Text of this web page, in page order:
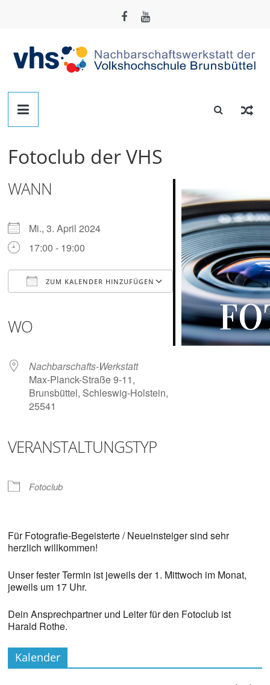
Nachbarschafts-
Werkstatt
Brunsbüttel
Der
zum
Basteln,
Tüfteln,
Digitalisieren
Fotoclub der VHS
WANN
Mi., 3. April 2024
17:00 - 19:00
ZUM KALENDER HINZUFÜGEN
Outlook Live
WO
Nachbarschafts-Werkstatt
Max-Planck-Straße 9-11,
Brunsbüttel, Schleswig-Holstein,
25541
VERANSTALTUNGSTYP
Fotoclub
Für Fotografie-Begeisterte / Neueinsteiger sind sehr
herzlich willkommen!
Unser fester Termin ist jeweils der 1. Mittwoch im Monat,
jeweils um 17 Uhr.
Dein Ansprechpartner und Leiter für den Fotoclub ist
Harald Rothe.
Kalender